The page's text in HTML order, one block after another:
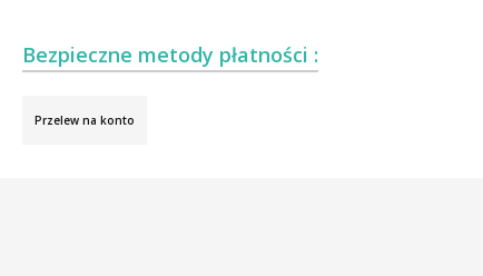
Bezpieczne metody płatności :
Przelew na konto